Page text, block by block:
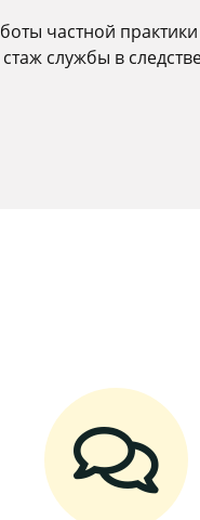
частной практики
службы в